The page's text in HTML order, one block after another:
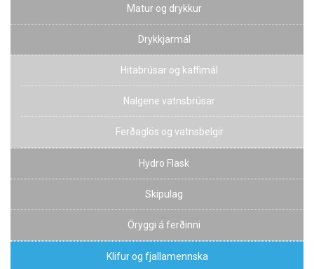
Matur og drykkur
Drykkjarmál
Hitabrúsar og kaffimál
Nalgene vatnsbrúsar
Ferðaglös og vatnsbelgir
Hydro Flask
Skipulag
Öryggi á ferðinni
Klifur og fjallamennska